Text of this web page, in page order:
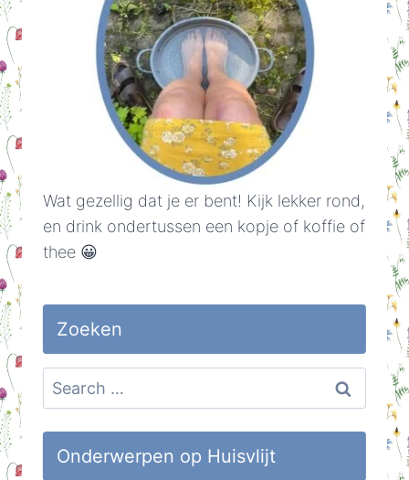
Wat gezellig dat je er bent! Kijk lekker rond,
en drink ondertussen een kopje of koffie of
thee 😀
Zoeken
Search
for:
Onderwerpen op Huisvlijt